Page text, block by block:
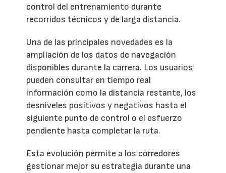
control del entrenamiento durante
recorridos técnicos y de larga distancia.
Una de las principales novedades es la
ampliación de los datos de navegación
disponibles durante la carrera. Los usuarios
pueden consultar en tiempo real
información como la distancia restante, los
desniveles positivos y negativos hasta el
siguiente punto de control o el esfuerzo
pendiente hasta completar la ruta.
Esta evolución permite a los corredores
gestionar mejor su estrategia durante una